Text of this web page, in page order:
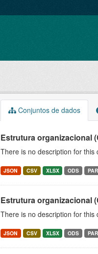
Conjuntos de dados
Estrutura organizacional
There is no description for this
JSON CSV XLSX ODS
Estrutura organizacional
There is no description for this
JSON CSV XLSX ODS